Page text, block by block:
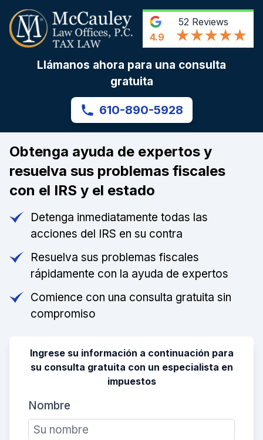
4.9
52 Reviews
Llámanos ahora para una consulta
gratuita
610-890-5928
Obtenga ayuda de expertos y
resuelva sus problemas fiscales
con el IRS y el estado
Detenga inmediatamente todas las
acciones del IRS en su contra
Resuelva sus problemas fiscales
rápidamente con la ayuda de expertos
Comience con una consulta gratuita sin
compromiso
Ingrese su información a continuación para
su consulta gratuita con un especialista en
impuestos
Nombre